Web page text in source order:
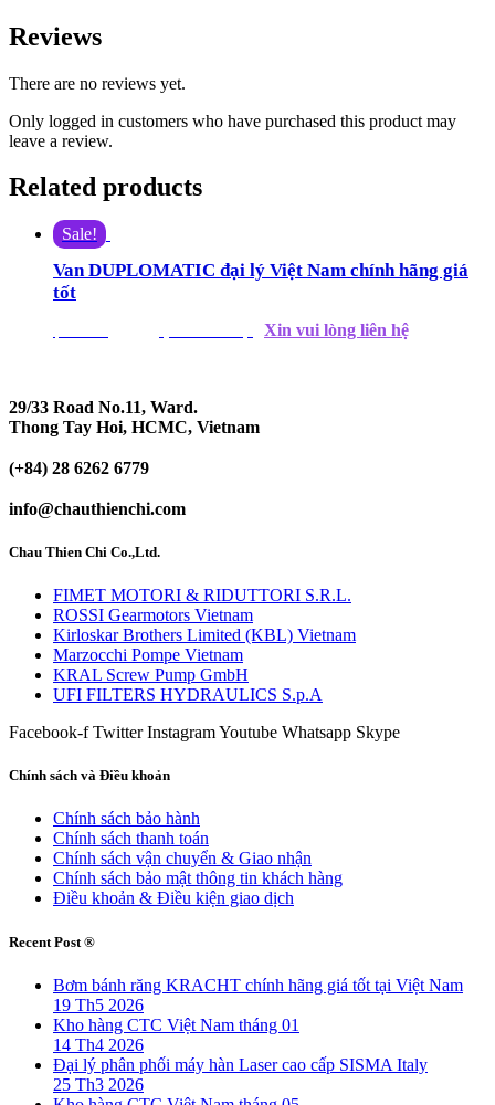
Reviews
There are no reviews yet.
Only logged in customers who have purchased this product may
leave a review.
Related products
Sale!
Van DUPLOMATIC đại lý Việt Nam chính hãng giá
tốt
Xin vui lòng liên hệ
29/33 Road No.11, Ward.
Thong Tay Hoi, HCMC, Vietnam
(+84) 28 6262 6779
info@chauthienchi.com
Chau Thien Chi Co.,Ltd.
FIMET MOTORI & RIDUTTORI S.R.L.
ROSSI Gearmotors Vietnam
Kirloskar Brothers Limited (KBL) Vietnam
Marzocchi Pompe Vietnam
KRAL Screw Pump GmbH
UFI FILTERS HYDRAULICS S.p.A
Facebook-f Twitter InstagramYoutube Whatsapp Skype
Chính sách và Điều khoản
Chính sách bảo hành
Chính sách thanh toán
Chính sách vận chuyển & Giao nhận
Chính sách bảo mật thông tin khách hàng
Điều khoản & Điều kiện giao dịch
Recent Post ®
Bơm bánh răng KRACHT chính hãng giá tốt tại Việt Nam
19 Th5 2026
Kho hàng CTC Việt Nam tháng 01
14 Th4 2026
Đại lý phân phối máy hàn Laser cao cấp SISMA Italy
25 Th3 2026